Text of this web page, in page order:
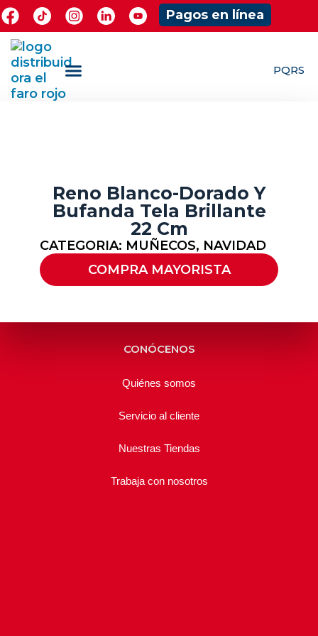
Pagos en línea
PQRS
Reno Blanco-Dorado Y
Bufanda Tela Brillante
22 Cm
CATEGORIA: MUÑECOS, NAVIDAD
COMPRA MAYORISTA
CONÓCENOS
Quiénes somos
Servicio al cliente
Nuestras Tiendas
Trabaja con nosotros